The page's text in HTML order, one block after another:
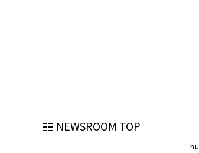
NEWSROOM TOP